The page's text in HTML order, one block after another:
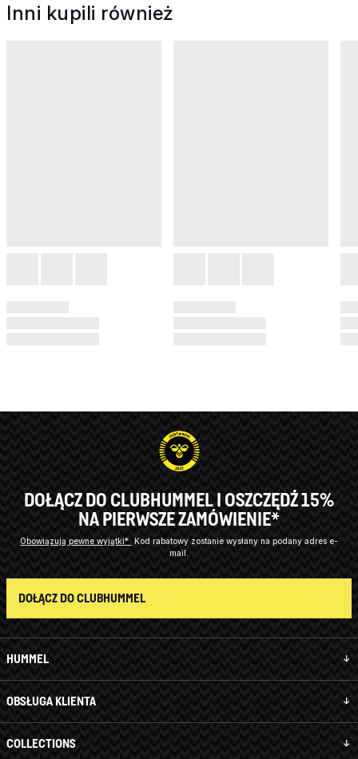
Inni kupili również
HUMMEL
OBSŁUGA KLIENTA
COLLECTIONS
DOŁĄCZ DO CLUBHUMMEL I OSZCZĘDŹ 15%
NA PIERWSZE ZAMÓWIENIE*
Obowiązują pewne wyjątki*
Kod rabatowy zostanie wysłany na podany adres e-
mail.
DOŁĄCZ DO CLUBHUMMEL